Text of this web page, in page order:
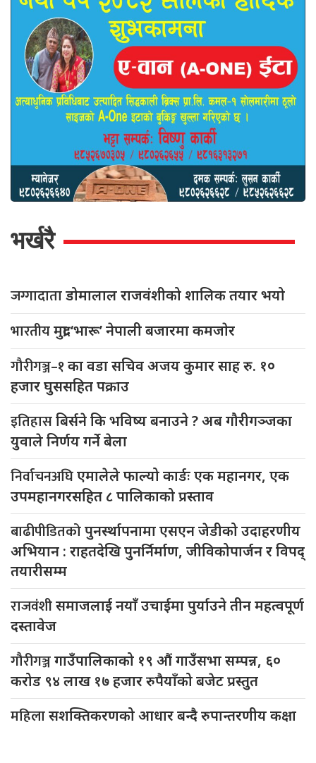
भर्खरै
जग्गादाताडोमालाल राजवंशीको शालिक तयार भयो
भारतीयमुद्रा ‘भारू’ नेपाली बजारमा कमजाेर
गौरीगञ्ज–१का वडा सचिव अजय कुमार साह रु. १०
हजार घुससहित पक्राउ
इतिहासबिर्सने कि भविष्य बनाउने ? अब गौरीगञ्जका
युवाले निर्णय गर्ने बेला
निर्वाचनअघिएमालेले फाल्यो कार्डः एक महानगर, एक
उपमहानगरसहित ८ पालिकाको प्रस्ताव
बाढीपीडितकोपुनर्स्थापनामा एसएन जेडीको उदाहरणीय
अभियान : राहतदेखि पुनर्निर्माण, जीविकोपार्जन र विपद्
तयारीसम्म
राजवंशीसमाजलाई नयाँ उचाईमा पुर्याउने तीन महत्वपूर्ण
दस्तावेज
गौरीगञ्जगाउँपालिकाको १९ औं गाउँसभा सम्पन्न, ६०
करोड ९४ लाख १७ हजार रुपैयाँको बजेट प्रस्तुत
महिलासशक्तिकरणको आधार बन्दै रुपान्तरणीय कक्षा